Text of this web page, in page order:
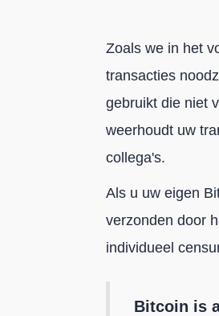
Zoals we in het
transacties
gebruikt die niet
weerhoudt uw
collega's.
Als u uw eigen
verzonden door
individueel
Bitcoin is